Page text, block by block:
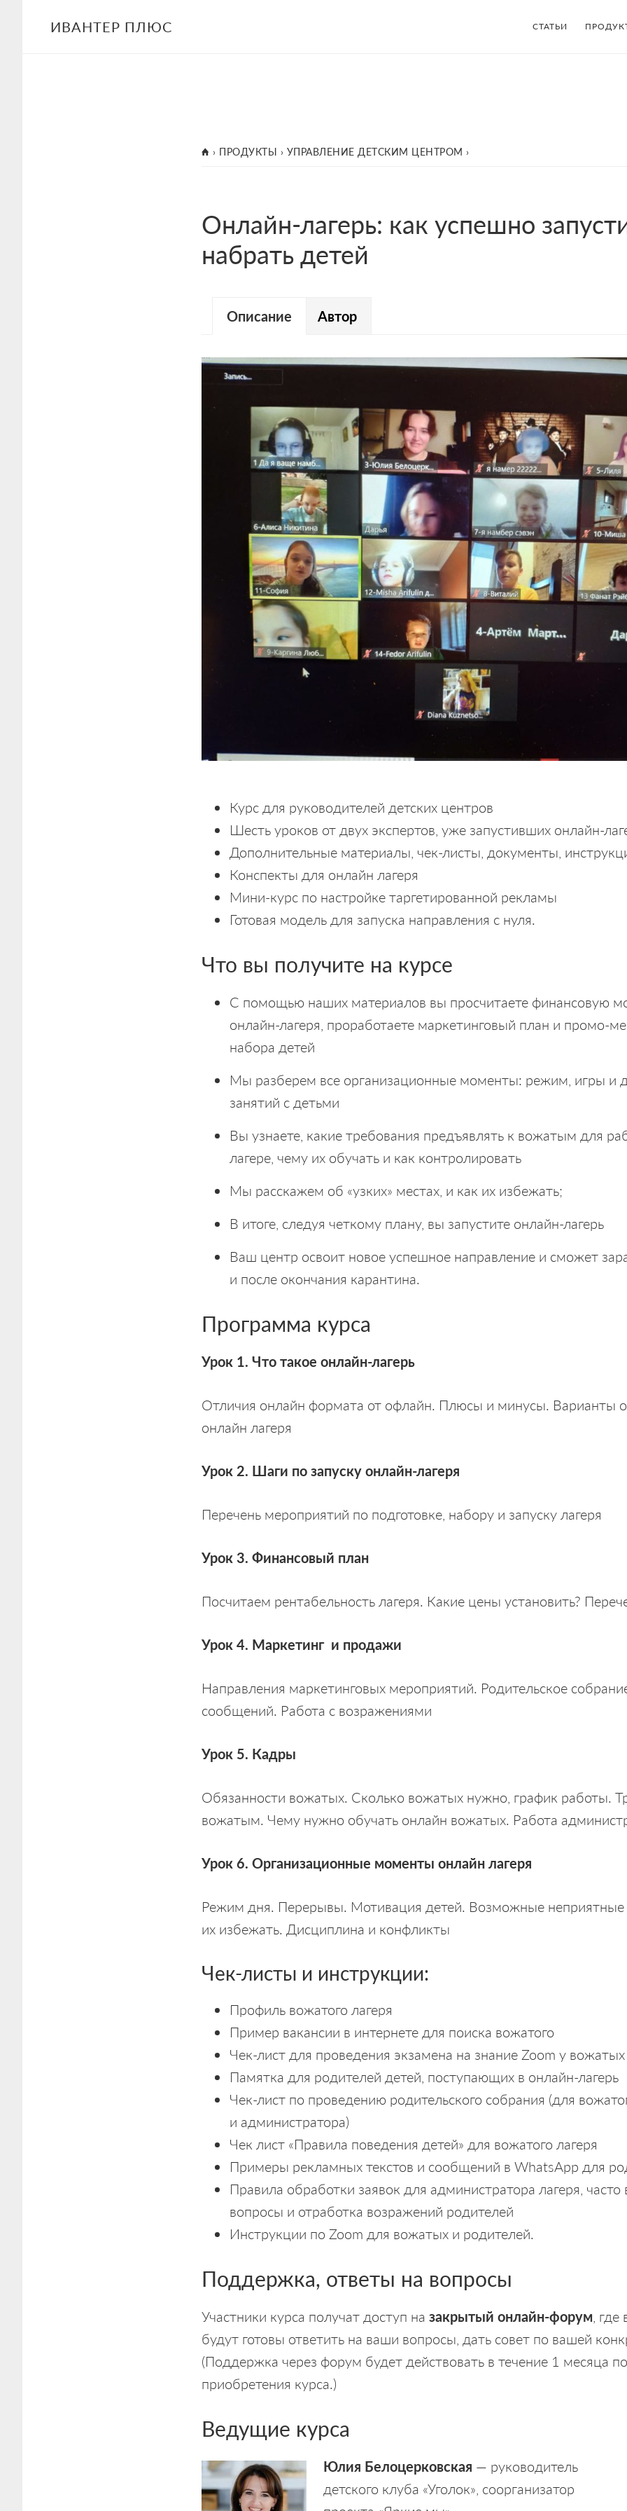
ИВАНТЕР ПЛЮС СТАТЬИ
ГЛАВНАЯ
› ПРОДУКТЫ › УПРАВЛЕНИЕ ДЕТСКИМ ЦЕНТРОМ ›
Онлайн-лагерь: как успешно
набрать детей
Описание Автор
Курс для руководителей детских центров
Шесть уроков от двух экспертов, уже запустивших онлайн-
Дополнительные материалы, чек-листы, документы,
Конспекты для онлайн лагеря
Мини-курс по настройке таргетированной рекламы
Готовая модель для запуска направления с нуля.
Что вы получите на курсе
С помощью наших материалов вы просчитаете финансовую
онлайн-лагеря, проработаете маркетинговый план и промо-
набора детей
Мы разберем все организационные моменты: режим, игры и
занятий с детьми
Вы узнаете, какие требования предъявлять к вожатым для
лагере, чему их обучать и как контролировать
Мы расскажем об «узких» местах, и как их избежать;
В итоге, следуя четкому плану, вы запустите онлайн-лагерь
Ваш центр освоит новое успешное направление и сможет
и после окончания карантина.
Программа курса
Урок 1. Что такое онлайн-лагерь
Отличия онлайн формата от офлайн. Плюсы и минусы. Варианты
онлайн лагеря
Урок 2. Шаги по запуску онлайн-лагеря
Перечень мероприятий по подготовке, набору и запуску лагеря
Урок 3. Финансовый план
Посчитаем рентабельность лагеря. Какие цены установить?
Урок 4. Маркетинг и продажи
Направления маркетинговых мероприятий. Родительское
сообщений. Работа с возражениями
Урок 5. Кадры
Обязанности вожатых. Сколько вожатых нужно, график работы.
вожатым. Чему нужно обучать онлайн вожатых. Работа
Урок 6. Организационные моменты онлайн лагеря
Режим дня. Перерывы. Мотивация детей. Возможные неприятные
их избежать. Дисциплина и конфликты
Чек-листы и инструкции:
Профиль вожатого лагеря
Пример вакансии в интернете для поиска вожатого
Чек-лист для проведения экзамена на знание Zoom у вожатых
Памятка для родителей детей, поступающих в онлайн-лагерь
Чек-лист по проведению родительского собрания (для
и администратора)
Чек лист «Правила поведения детей» для вожатого лагеря
Примеры рекламных текстов и сообщений в WhatsApp для
Правила обработки заявок для администратора лагеря,
вопросы и отработка возражений родителей
Инструкции по Zoom для вожатых и родителей.
Поддержка, ответы на вопросы
Участники курса получат доступ на закрытый онлайн-форум, где
будут готовы ответить на ваши вопросы, дать совет по вашей
(Поддержка через форум будет действовать в течение 1 месяца
приобретения курса.)
Ведущие курса
Юлия Белоцерковская — руководитель
детского клуба «Уголок», соорганизатор